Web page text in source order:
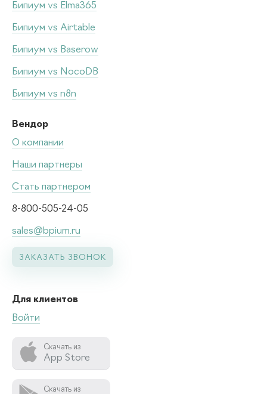
Бипиум vs Elma365
Бипиум vs Airtable
Бипиум vs Baserow
Бипиум vs NocoDB
Бипиум vs n8n
Вендор
О компании
Наши партнеры
Стать партнером
8-800-505-24-05
sales@bpium.ru
ЗАКАЗАТЬ ЗВОНОК
Для клиентов
Войти
Скачать из
App Store
Скачать из